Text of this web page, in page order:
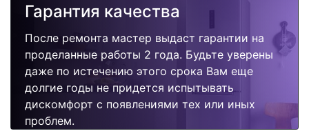
Гарантия качества
После ремонта мастер выдаст гарантии на
проделанные работы 2 года. Будьте уверены
даже по истечению этого срока Вам еще
долгие годы не придется испытывать
дискомфорт с появлениями тех или иных
проблем.